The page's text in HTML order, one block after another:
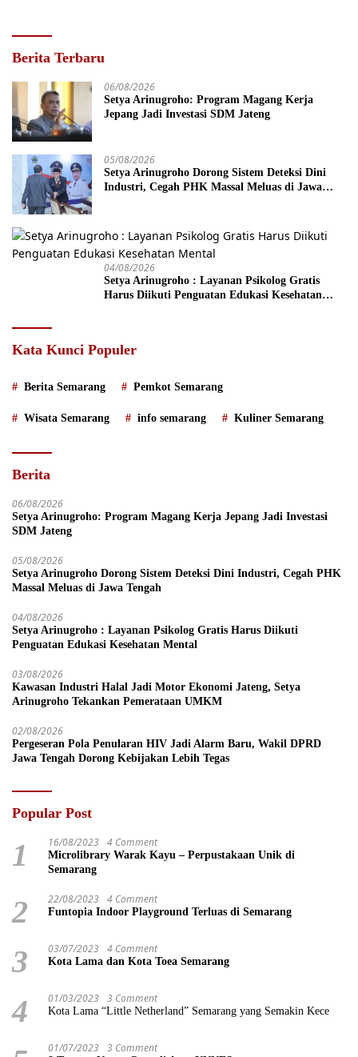
Berita Terbaru
06/08/2026
Setya Arinugroho: Program Magang Kerja
Jepang Jadi Investasi SDM Jateng
05/08/2026
Setya Arinugroho Dorong Sistem Deteksi Dini
Industri, Cegah PHK Massal Meluas di Jawa
04/08/2026
Setya Arinugroho : Layanan Psikolog Gratis
Harus Diikuti Penguatan Edukasi Kesehatan
Kata Kunci Populer
Berita Semarang Pemkot Semarang
Wisata Semarang info semarang Kuliner Semarang
Berita
06/08/2026
Setya Arinugroho: Program Magang Kerja Jepang Jadi Investasi
SDM Jateng
05/08/2026
Setya Arinugroho Dorong Sistem Deteksi Dini Industri, Cegah PHK
Massal Meluas di Jawa Tengah
04/08/2026
Setya Arinugroho : Layanan Psikolog Gratis Harus Diikuti
Penguatan Edukasi Kesehatan Mental
03/08/2026
Kawasan Industri Halal Jadi Motor Ekonomi Jateng, Setya
Arinugroho Tekankan Pemerataan UMKM
02/08/2026
Pergeseran Pola Penularan HIV Jadi Alarm Baru, Wakil DPRD
Jawa Tengah Dorong Kebijakan Lebih Tegas
Popular Post
1 16/08/2023 4 Comment
Microlibrary Warak Kayu – Perpustakaan Unik di
Semarang
2 22/08/2023 4 Comment
Funtopia Indoor Playground Terluas di Semarang
3 03/07/2023 4 Comment
Kota Lama dan Kota Toea Semarang
4 01/03/2023 3 Comment
Kota Lama “Little Netherland” Semarang yang Semakin Kece
01/07/2023 3 Comment